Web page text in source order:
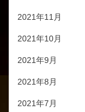
2021年11月
2021年10月
2021年9月
2021年8月
2021年7月